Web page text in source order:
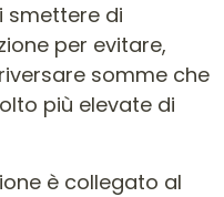
smettere di
per evitare,
somme che
più elevate di
è collegato al